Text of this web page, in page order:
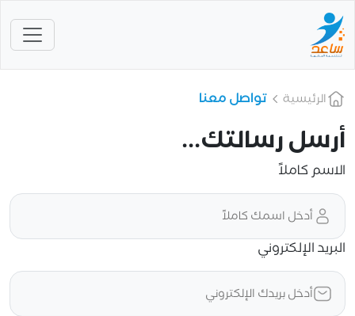
الرئيسية تواصل معنا
أرسل رسالتك...
الاسم كاملاً
البريد الإلكتروني